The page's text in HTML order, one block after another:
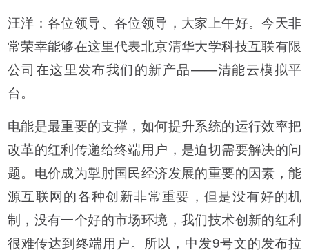
汪洋：各位领导、各位领导，大家上午好。今天非
常荣幸能够在这里代表北京清华大学科技互联有限
公司在这里发布我们的新产品——清能云模拟平
台。
电能是最重要的支撑，如何提升系统的运行效率把
改革的红利传递给终端用户，是迫切需要解决的问
题。电价成为掣肘国民经济发展的重要的因素，能
源互联网的各种创新非常重要，但是没有好的机
制，没有一个好的市场环境，我们技术创新的红利
很难传达到终端用户。所以，中发9号文的发布拉